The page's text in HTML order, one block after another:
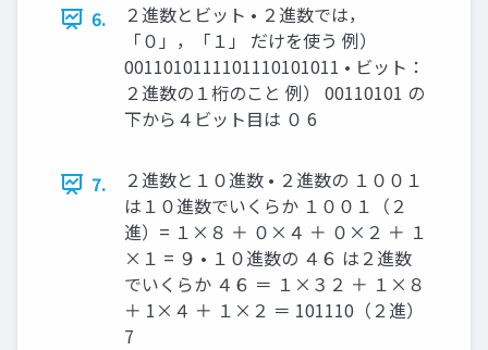
6.
２進数とビット • ２進数では，
「０」，「１」 だけを使う 例）
0011010111101110101011 • ビット：
２進数の１桁のこと 例） 00110101 の
下から４ビット目は ０ 6
7.
２進数と１０進数 • ２進数の １００１
は１０進数でいくらか １００１（２
進）= １×８ ＋ ０×４ ＋ ０×２ ＋ １
×１ = ９ • １０進数の ４６ は２進数
でいくらか ４６ ＝ １×３２ ＋ １×８
＋ 1×４ ＋ １×２ ＝ 101110（２進）
7